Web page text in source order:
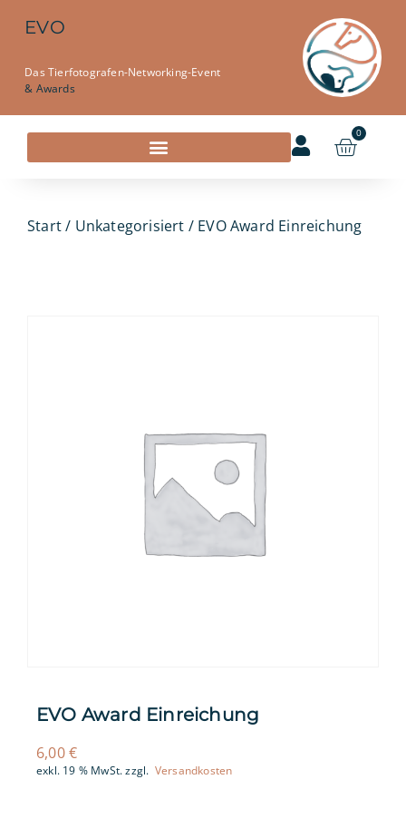
EVO
Das Tierfotografen-Networking-Event
& Awards
0
Start/ Unkategorisiert / EVO Award Einreichung
EVO Award Einreichung
6,00€
exkl. 19 % MwSt. zzgl. Versandkosten